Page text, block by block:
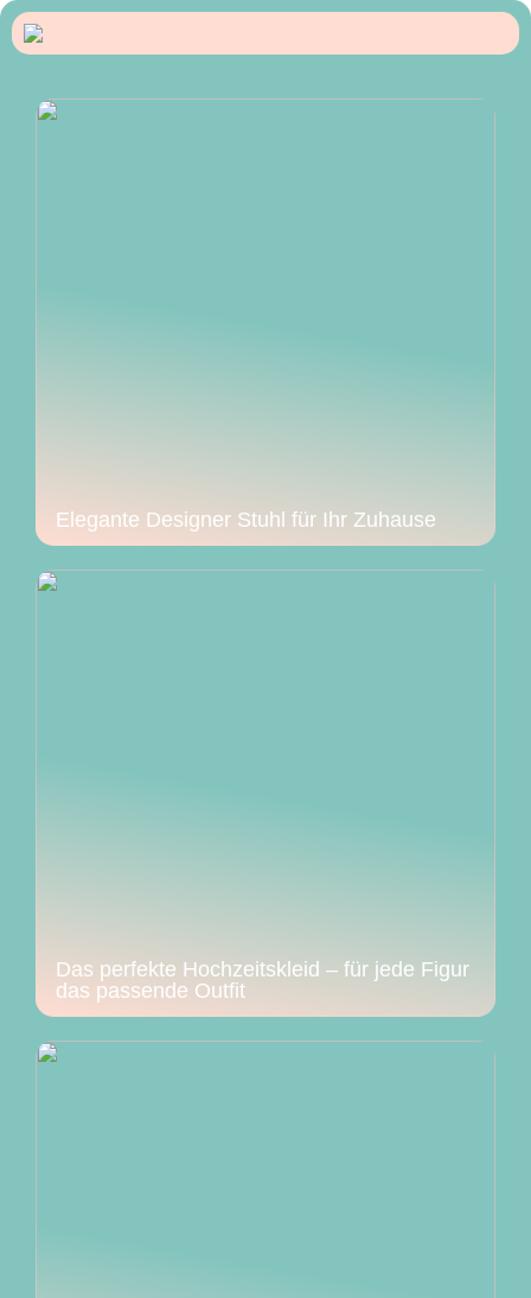
Elegante Designer Stuhl für Ihr Zuhause
Das perfekte Hochzeitskleid – für jede Figur
das passende Outfit